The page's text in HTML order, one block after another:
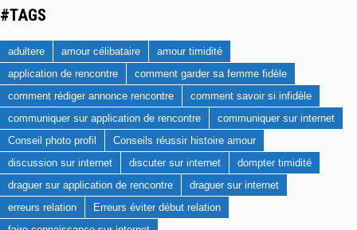
#TAGS
adultere amour célibataire
amour timidité
application de rencontre
comment garder sa femme fidèle
comment rédiger annonce rencontre
comment savoir si infidèle
communiquer sur application de rencontre
communiquer sur internet
Conseil photo profil
Conseils réussir histoire amour
discussion sur internet
discuter sur internet
dompter timidité
draguer sur application de rencontre
draguer sur internet
erreurs relation
Erreurs éviter début relation